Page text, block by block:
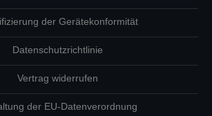
der Gerätekonformität
Datenschutzrichtlinie
Vertrag widerrufen
der EU-Datenverordnung